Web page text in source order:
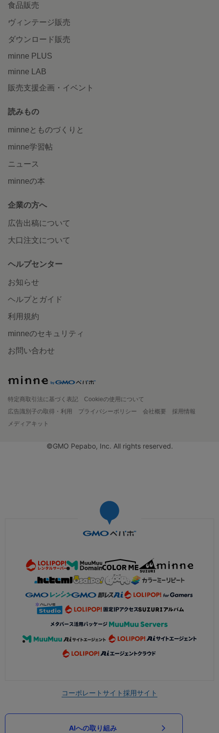
食品販売
ヴィンテージ販売
ダウンロード販売
minne PLUS
minne LAB
販売支援企画・イベント
読みもの
minneとものづくりと
minne学習帖
ニュース
minneの本
企業の方へ
広告出稿について
大口注文について
ヘルプセンター
お知らせ
ヘルプとガイド
利用規約
minneのセキュリティ
お問い合わせ
特定商取引法に基づく表記
Cookieの使用について
広告識別子の取得・利用
プライバシーポリシー 会社概要
採用情報
メディアキット
©GMO Pepabo, Inc. All rights reserved.
コーポレートサイト採用サイト
AIへの取り組み